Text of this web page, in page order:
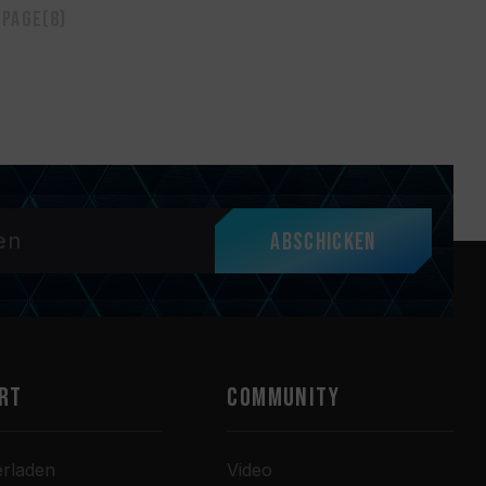
Abschicken
COMMUNITY
Video